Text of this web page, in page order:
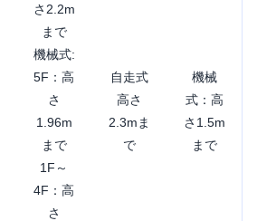
さ2.2m
まで
機械式:
5F：高
さ
1.96m
まで
1F～
4F：高
さ
自走式
高さ
2.3mま
で
機械
式：高
さ1.5m
まで